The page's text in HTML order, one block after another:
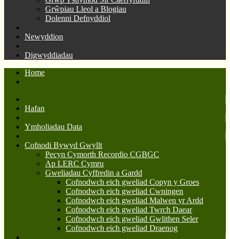
Grŵpiau Lleol a Blogiau
Dolenni Defnyddiol
Newyddion
Digwyddiadau
Home
Hafan
Ymholiadau Data
Cofnodi Bywyd Gwyllt
Pecyn Cymorth Recordio CGBGC
Ap LERC Cymru
Gweliadau Cyffredin a Gardd
Cofnodwch eich gweliad Copyn y Groes
Cofnodwch eich gweliad Cwningen
Cofnodwch eich gweliad Malwen yr Ardd
Cofnodwch eich gweliad Twrch Daear
Cofnodwch eich gweliad Gwlithen Seler
Cofnodwch eich gweliad Draenog